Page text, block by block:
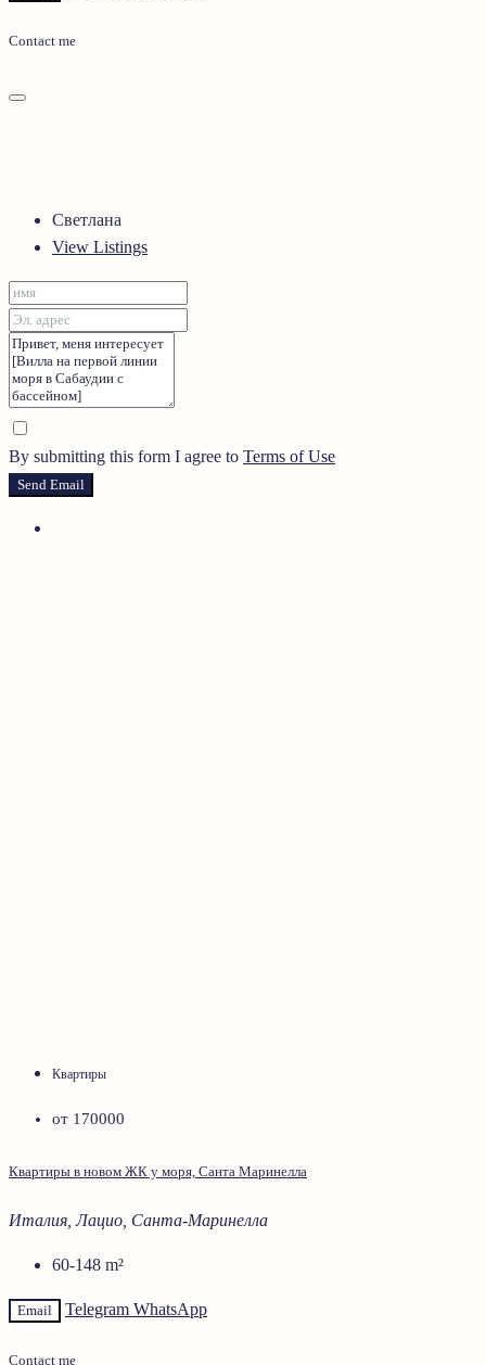
Contact me
Светлана
View Listings
By submitting this form I agree to Terms of Use
Send Email
Квартиры
от 170000
Квартиры в новом ЖК у моря, Санта Маринелла
Италия, Лацио, Санта-Маринелла
60-148 m²
Email Telegram WhatsApp
Contact me